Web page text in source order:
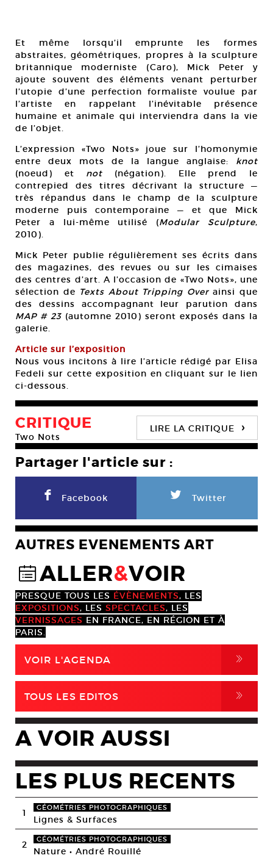
Et même lorsqu’il emprunte les formes
abstraites, géométriques, propres à la sculpture
britannique moderniste (Caro), Mick Peter y
ajoute souvent des éléments venant perturber
l’utopie d’une perfection formaliste voulue par
l’artiste en rappelant l’inévitable présence
humaine et animale qui interviendra dans la vie
de l’objet.
L’expression «Two Nots» joue sur l’homonymie
entre deux mots de la langue anglaise: knot
(noeud) et not (négation). Elle prend le
contrepied des titres décrivant la structure —
très répandus dans le champ de la sculpture
moderne puis contemporaine — et que Mick
Peter a lui-même utilisé (Modular Sculpture,
2010).
Mick Peter publie régulièrement ses écrits dans
des magazines, des revues ou sur les cimaises
des centres d’art. A l’occasion de «Two Nots», une
sélection de Texts About Tripping Overainsi que
des dessins accompagnant leur parution dans
MAP # 23 (automne 2010) seront exposés dans la
galerie.
Article sur l’exposition
Nous vous incitons à lire l’article rédigé par Elisa
Fedeli sur cette exposition en cliquant sur le lien
ci-dessous.
CRITIQUE
Two Nots
LIRE LA CRITIQUE ›
Partager l'article sur :
F Facebook L Twitter
AUTRES EVENEMENTS ART
@ALLER&VOIR
PRESQUE TOUS LES ÉVÈNEMENTS, LES
EXPOSITIONS, LES SPECTACLES, LES
VERNISSAGES EN FRANCE, EN RÉGION ET À
PARIS.
VOIR L'AGENDA ,
TOUS LES EDITOS ,
A VOIR AUSSI
LES PLUS RECENTS
1 GÉOMÉTRIES PHOTOGRAPHIQUES
Lignes & Surfaces
2 GÉOMÉTRIES PHOTOGRAPHIQUES
Nature • André Rouillé